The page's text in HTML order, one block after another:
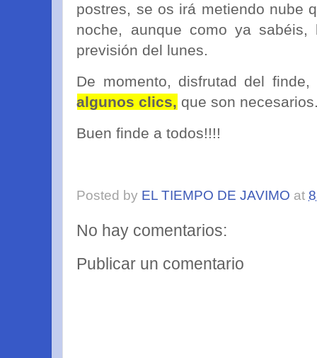
postres, se os irá metiendo nube
noche, aunque como ya
previsión del lunes.
De momento, disfrutad del
algunos clics, que son
Buen finde a todos!!!!
Posted by EL TIEMPO DE JAVIMO at
No hay comentarios:
Publicar un comentario